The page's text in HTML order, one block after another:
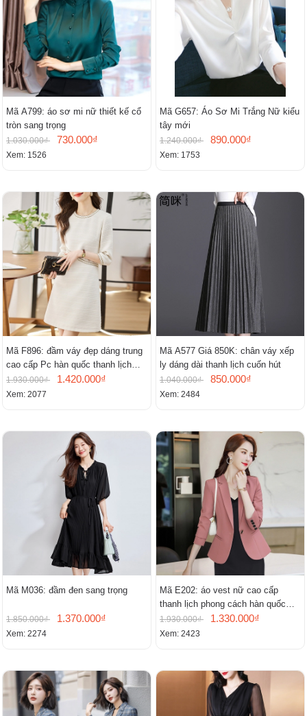
Mã A799: áo sơ mi nữ thiết kế cổ
tròn sang trọng
1.030.000₫ 730.000₫
Xem: 1526
Mã G657: Áo Sơ Mi Trắng Nữ kiểu
tây mới
1.240.000₫ 890.000₫
Xem: 1753
Mã F896: đầm váy đẹp dáng trung
cao cấp Pc hàn quốc thanh lịch
mới
1.930.000₫ 1.420.000₫
Xem: 2077
Mã A577 Giá 850K: chân váy xếp
ly dáng dài thanh lịch cuốn hút
1.040.000₫ 850.000₫
Xem: 2484
Mã M036: đầm đen sang trọng
1.850.000₫ 1.370.000₫
Xem: 2274
Mã E202: áo vest nữ cao cấp
thanh lịch phong cách hàn quốc
mới
1.930.000₫ 1.330.000₫
Xem: 2423